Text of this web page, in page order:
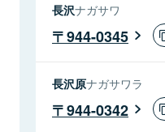
長沢ナガサワ
944-0345
長沢原ナガサワラ
944-0342